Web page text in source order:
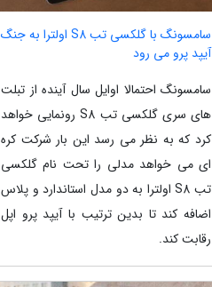
سامسونگ با گلکسی تب S8 اولترا به جنگ
آیپد پرو می رود
سامسونگ احتمالا اوایل سال آینده از تبلت
های سری گلکسی تب S8 رونمایی خواهد
کرد که به نظر می رسد این بار شرکت کره
ای می خواهد مدلی را تحت نام گلکسی
تب S8 اولترا به دو مدل استاندارد و پلاس
اضافه کند تا بدین ترتیب با آیپد پرو اپل
رقابت کند.